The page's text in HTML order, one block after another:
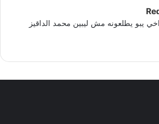
يبو يطلعونه مش ليبين محمد الداقيز